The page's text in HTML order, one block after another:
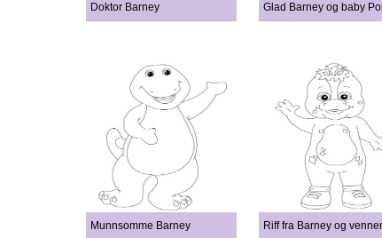
Doktor Barney Glad Barney og baby
Munnsomme Barney Riff fra Barney og venner